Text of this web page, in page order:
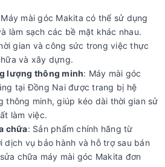
mài góc Makita có thể sử dụng
làm sạch các bề mặt khác nhau.
gian và công sức trong việc thực
và xây dựng.
lượng thông minh: Máy mài góc
tại Đồng Nai được trang bị hệ
thông minh, giúp kéo dài thời gian sử
làm việc.
chữa: Sản phẩm chính hãng từ
dịch vụ bảo hành và hỗ trợ sau bán
chữa máy mài góc Makita đơn